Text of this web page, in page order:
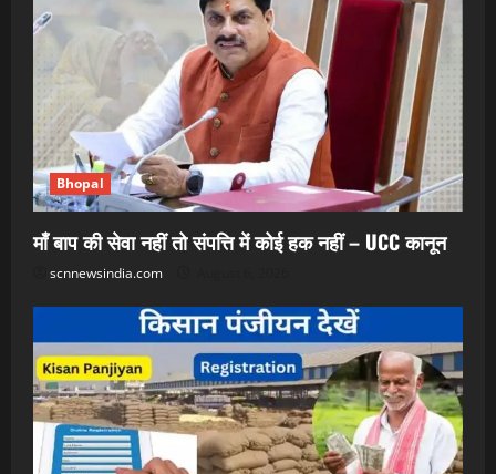
Bhopal
माँ बाप की सेवा नहीं तो संपत्ति में कोई हक नहीं – UCC कानून
scnnewsindia.com